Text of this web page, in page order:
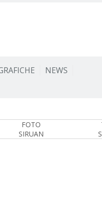
NEWS
FOTO
SIRUAN